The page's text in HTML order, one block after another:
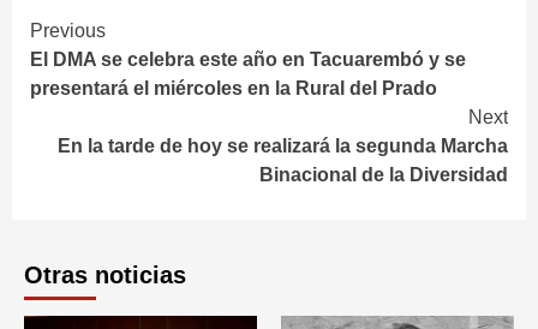
Continue
Reading
Previous
El DMA se celebra este año en Tacuarembó y se
presentará el miércoles en la Rural del Prado
Next
En la tarde de hoy se realizará la segunda Marcha
Binacional de la Diversidad
Otras noticias